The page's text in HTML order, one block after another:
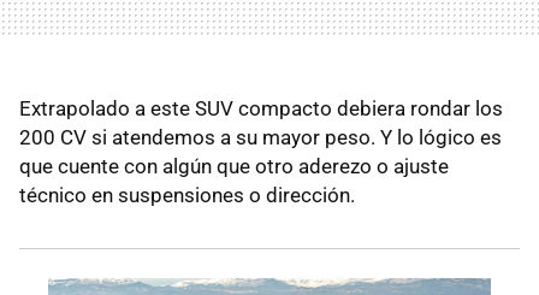
Extrapolado a este SUV compacto debiera rondar los
200 CV si atendemos a su mayor peso. Y lo lógico es
que cuente con algún que otro aderezo o ajuste
técnico en suspensiones o dirección.